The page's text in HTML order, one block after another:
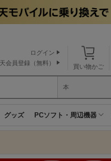
買い物かご
ログイン
会員登録（無料）
本
グッズ PCソフト・周辺機器